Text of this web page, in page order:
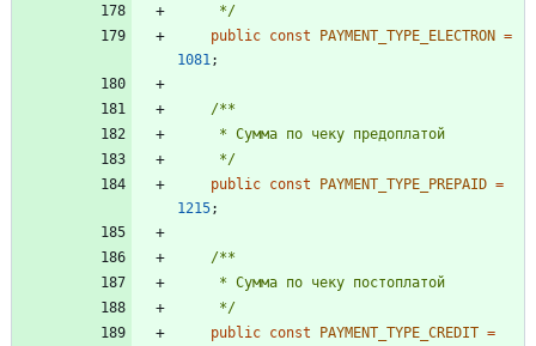
     */
public const PAYMENT_TYPE_ELECTRON =
1081;
     */
public const PAYMENT_TYPE_PREPAID =
1215;
     */
public const PAYMENT_TYPE_CREDIT =